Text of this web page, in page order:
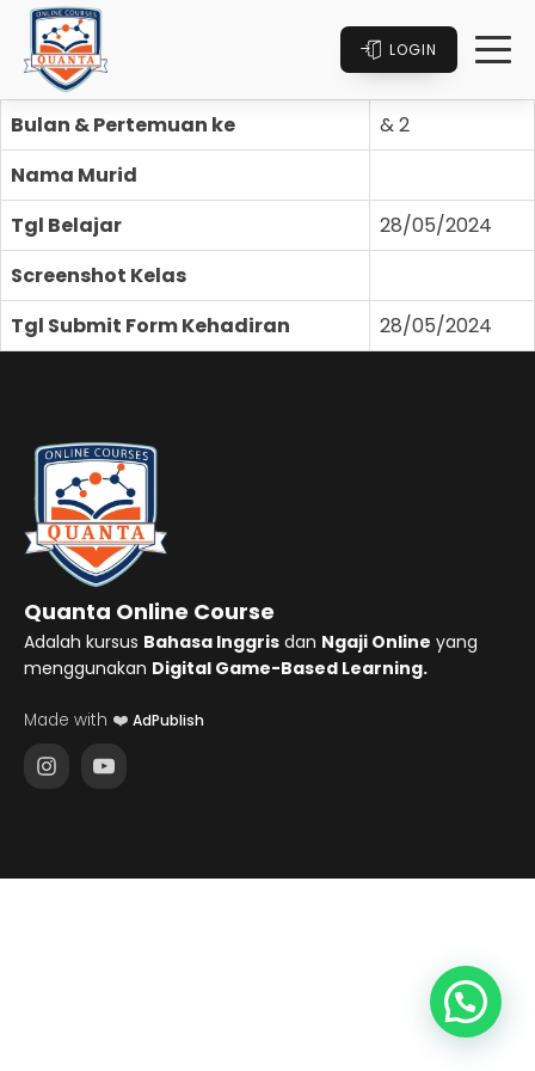
LOGIN
Bulan & Pertemuan ke
& 2
Nama Murid
Tgl Belajar
28/05/2024
Screenshot Kelas
Tgl Submit Form Kehadiran
28/05/2024
Quanta Online Course
Adalah kursus Bahasa Inggris dan Ngaji Online yang
menggunakan Digital Game-Based Learning.
Made with ❤️ AdPublish